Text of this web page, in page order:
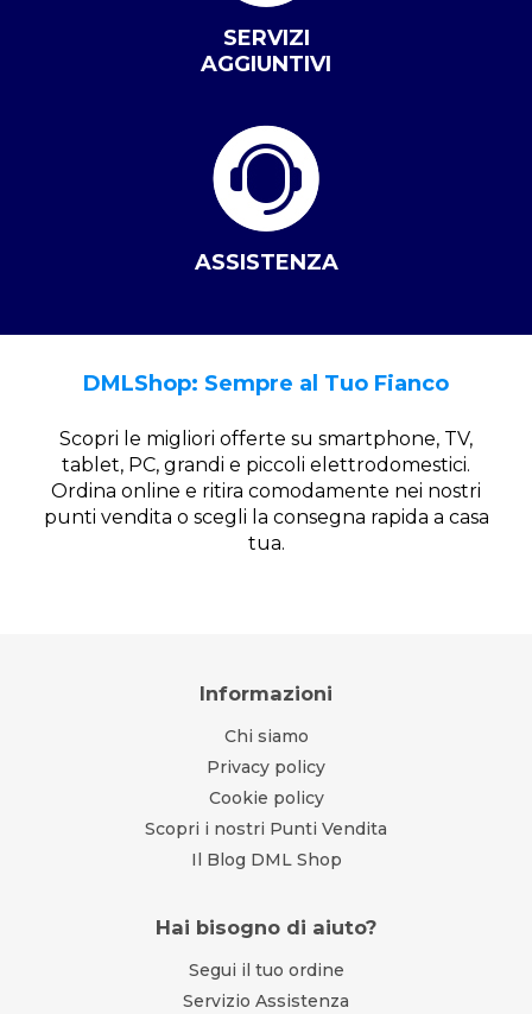
SERVIZI
AGGIUNTIVI
ASSISTENZA
DMLShop: Sempre al Tuo Fianco
Scopri le migliori offerte su smartphone, TV,
tablet, PC, grandi e piccoli elettrodomestici.
Ordina online e ritira comodamente nei nostri
punti vendita o scegli la consegna rapida a casa
tua.
Informazioni
Chi siamo
Privacy policy
Cookie policy
Scopri i nostri Punti Vendita
Il Blog DML Shop
Hai bisogno di aiuto?
Segui il tuo ordine
Servizio Assistenza